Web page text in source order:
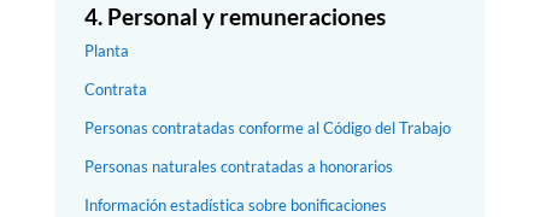
4. Personal y remuneraciones
Planta
Contrata
Personas contratadas conforme al Código del Trabajo
Personas naturales contratadas a honorarios
Información estadística sobre bonificaciones